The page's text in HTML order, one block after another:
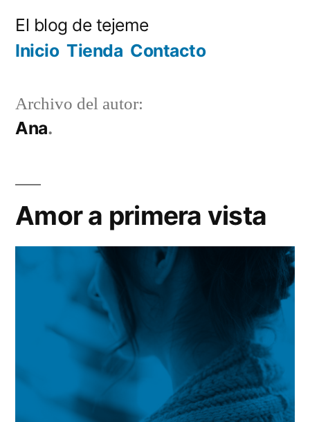
El blog de tejeme
Inicio Tienda Contacto
Archivo del autor:
Ana
Amor a primera vista